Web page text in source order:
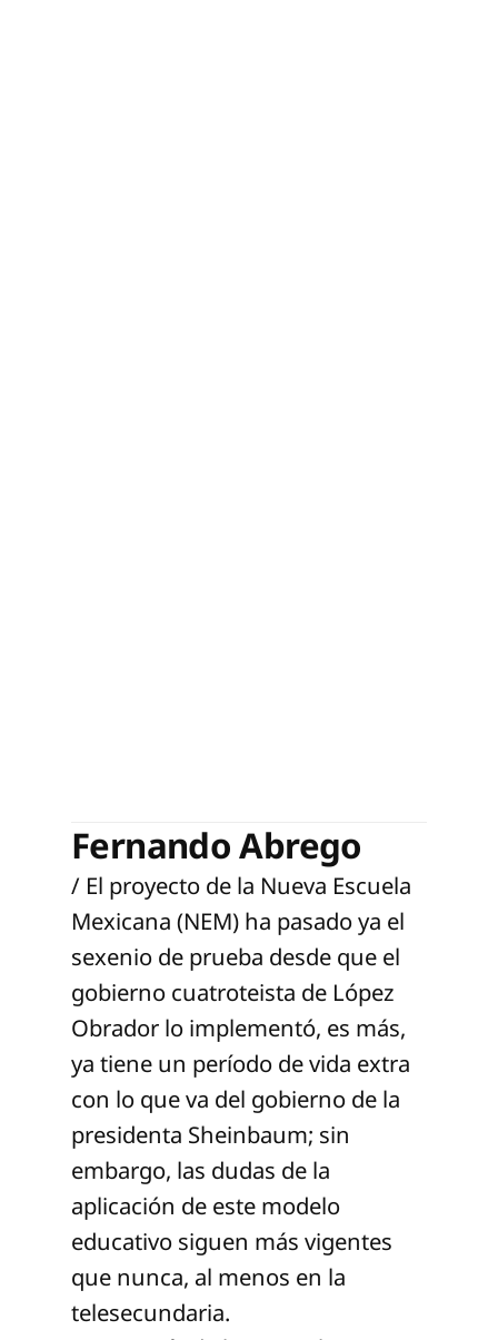
Fernando Abrego
/ El proyecto de la Nueva Escuela
Mexicana (NEM) ha pasado ya el
sexenio de prueba desde que el
gobierno cuatroteista de López
Obrador lo implementó, es más,
ya tiene un período de vida extra
con lo que va del gobierno de la
presidenta Sheinbaum; sin
embargo, las dudas de la
aplicación de este modelo
educativo siguen más vigentes
que nunca, al menos en la
telesecundaria.